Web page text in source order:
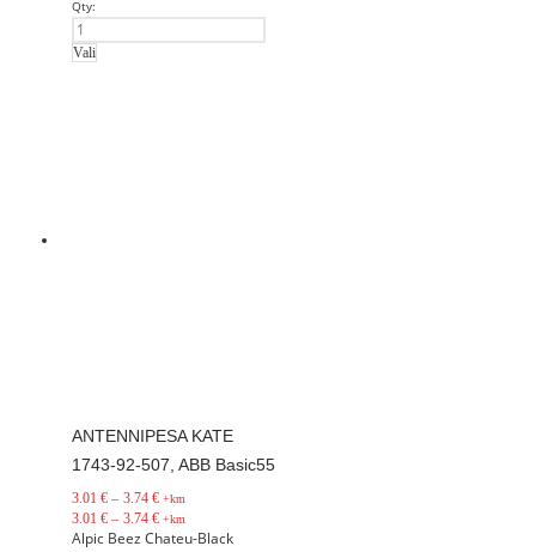
Qty:
Vali
ANTENNIPESA KATE
1743-92-507, ABB Basic55
3.01€ – 3.74 € +km
3.01€ – 3.74 € +km
Alpic Beez Chateu-Black